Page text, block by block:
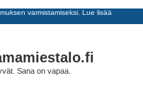
varmistamiseksi. Lue lisää
Sana on vapaa.